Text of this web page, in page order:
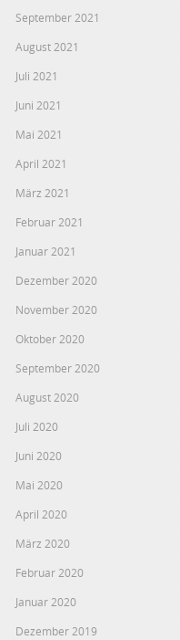
September 2021
August 2021
Juli 2021
Juni 2021
Mai 2021
April 2021
März 2021
Februar 2021
Januar 2021
Dezember 2020
November 2020
Oktober 2020
September 2020
August 2020
Juli 2020
Juni 2020
Mai 2020
April 2020
März 2020
Februar 2020
Januar 2020
Dezember 2019